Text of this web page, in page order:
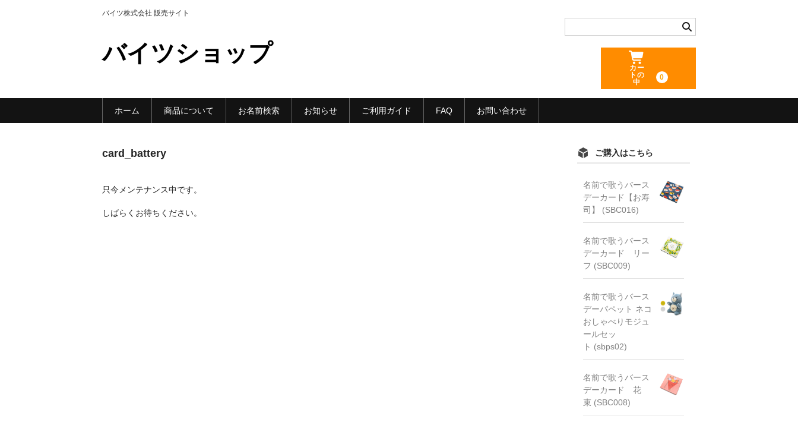
バイツ株式会社 販売サイト
バイツショップ
カー
トの
中
0
ホーム 商品について お名前検索 お知らせ ご利用ガイド FAQ お問い合わせ
card_battery
只今メンテナンス中です。
しばらくお待ちください。
ご購入はこちら
名前で歌うバース
デーカード【お寿
司】 (SBC016)
名前で歌うバース
デーカード リー
フ (SBC009)
名前で歌うバース
デーパペット ネコ
おしゃべりモジュ
ールセッ
ト (sbps02)
名前で歌うバース
デーカード 花
束 (SBC008)